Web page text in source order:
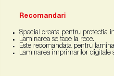
Recomandari
Special creata pentru protectia
Laminarea se face la rece.
Este recomandata pentru
Laminarea imprimarilor digitale